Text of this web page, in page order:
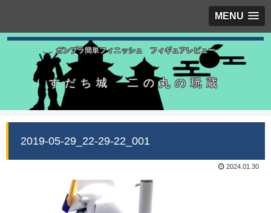
MENU
ガンプラ簡単フィニッシュ フィギュアレビュー
すだち城 二の丸の玩蔵
2019-05-29_22-29-22_001
2024.01.30